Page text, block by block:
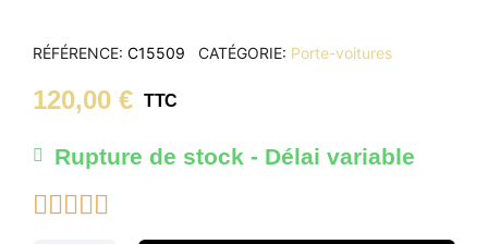
RÉFÉRENCE C15509 CATÉGORIE Porte-voitures
120,00 € TTC
Rupture de stock - Délai variable
